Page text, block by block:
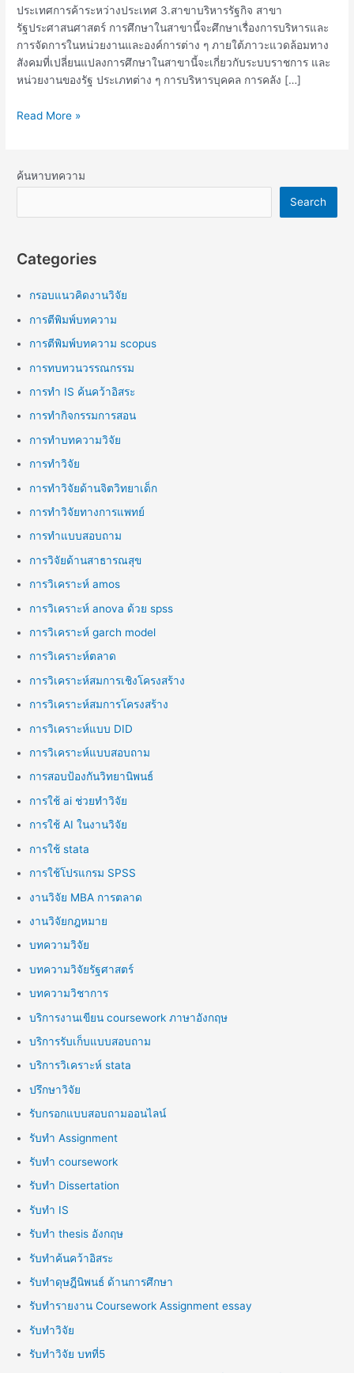
ประเทศการค้าระหว่างประเทศ 3.สาขาบริหารรัฐกิจ สาขา
รัฐประศาสนศาสตร์ การศึกษาในสาขานี้จะศึกษาเรื่องการบริหารและ
การจัดการในหน่วยงานและองค์การต่าง ๆ ภายใต้ภาวะแวดล้อมทาง
สังคมที่เปลี่ยนแปลงการศึกษาในสาขานี้จะเกี่ยวกับระบบราชการ และ
หน่วยงานของรัฐ ประเภทต่าง ๆ การบริหารบุคคล การคลัง […]
Read More »
ค้นหาบทความ
Search
Categories
กรอบแนวคิดงานวิจัย
การตีพิมพ์บทความ
การตีพิมพ์บทความ scopus
การทบทวนวรรณกรรม
การทำ IS ค้นคว้าอิสระ
การทำกิจกรรมการสอน
การทำบทความวิจัย
การทำวิจัย
การทำวิจัยด้านจิตวิทยาเด็ก
การทำวิจัยทางการแพทย์
การทำแบบสอบถาม
การวิจัยด้านสาธารณสุข
การวิเคราะห์ amos
การวิเคราะห์ anova ด้วย spss
การวิเคราะห์ garch model
การวิเคราะห์ตลาด
การวิเคราะห์สมการเชิงโครงสร้าง
การวิเคราะห์สมการโครงสร้าง
การวิเคราะห์แบบ DID
การวิเคราะห์แบบสอบถาม
การสอบป้องกันวิทยานิพนธ์
การใช้ ai ช่วยทำวิจัย
การใช้ AI ในงานวิจัย
การใช้ stata
การใช้โปรแกรม SPSS
งานวิจัย MBA การตลาด
งานวิจัยกฎหมาย
บทความวิจัย
บทความวิจัยรัฐศาสตร์
บทความวิชาการ
บริการงานเขียน coursework ภาษาอังกฤษ
บริการรับเก็บแบบสอบถาม
บริการวิเคราะห์ stata
ปรึกษาวิจัย
รับกรอกแบบสอบถามออนไลน์
รับทำ Assignment
รับทำ coursework
รับทำ Dissertation
รับทำ IS
รับทำ thesis อังกฤษ
รับทำค้นคว้าอิสระ
รับทำดุษฎีนิพนธ์ ด้านการศึกษา
รับทำรายงาน Coursework Assignment essay
รับทำวิจัย
รับทำวิจัย บทที่5